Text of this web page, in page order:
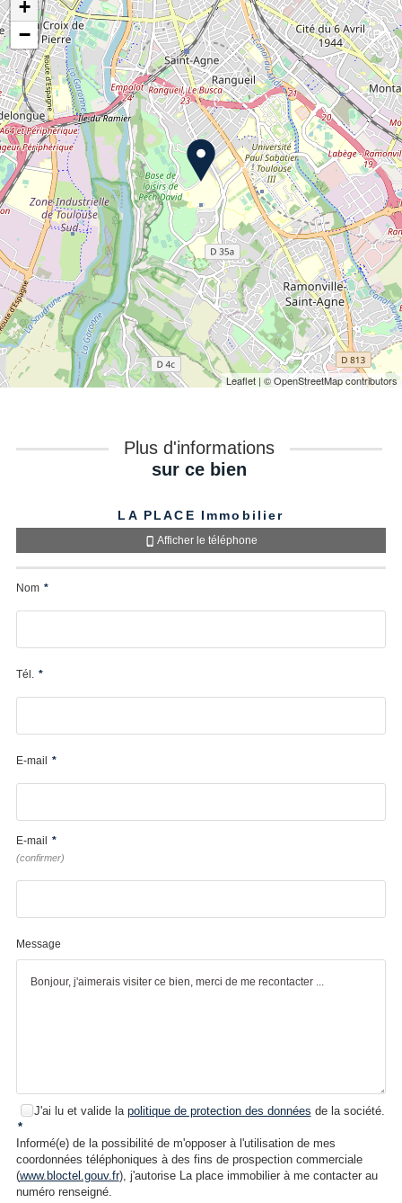
+
−
Leaflet | © OpenStreetMap contributors
Plus d'informations
sur ce bien
LA PLACE Immobilier
Afficher le téléphone
Nom *
Tél. *
E-mail *
E-mail *
(confirmer)
Message
J'ai lu et valide la politique de protection des données de la société.
*
Informé(e) de la possibilité de m'opposer à l'utilisation de mes
coordonnées téléphoniques à des fins de prospection commerciale
(www.bloctel.gouv.fr), j'autorise La place immobilier à me contacter au
numéro renseigné.